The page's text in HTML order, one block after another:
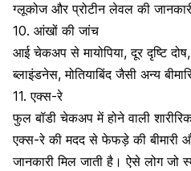
ग्लूकोज और प्रोटीन लेवल की
10. आंखों की जांच
आई चेकअप से मायोपिया, दूर दृष्टि
ब्लाइंडनेस, मोतियाबिंद जैसी अन्य
11. एक्स-रे
फुल बॉडी चेकअप में होने वाली
एक्स-रे की मदद से फेफड़े की बीमारी
जानकारी मिल जाती है। ऐसे लोग जो